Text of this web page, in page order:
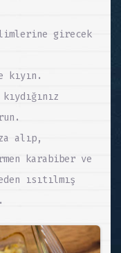
girecek
kıyın.
alıp,
karabiber ve
ısıtılmış